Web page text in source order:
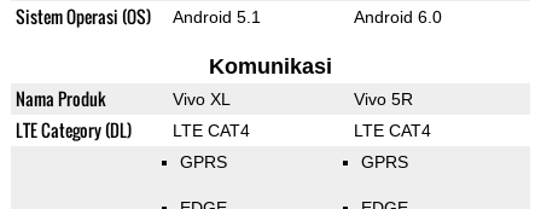
Sistem Operasi (OS) Android 5.1 Android 6.0
Komunikasi
Nama Produk Vivo XL Vivo 5R
LTE Category (DL) LTE CAT4 LTE CAT4
GPRS GPRS